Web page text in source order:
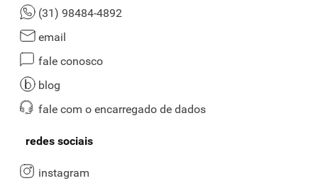
(31) 98484-4892
email
fale conosco
blog
fale com o encarregado de dados
redes sociais
instagram